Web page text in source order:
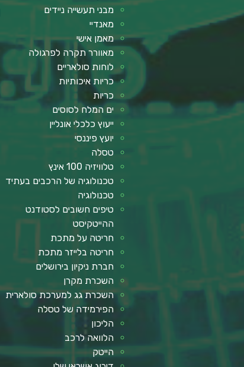
מבני תעשייה ניידים
מאנדיי
מאמן אישי
מאוורר תקרה לפרגולה
לוחות סולאריים
כריות איכותיות
כריות
ים המלח לסוסים
ייעוץ כלכלי אונליין
יועץ פיננסי
טסלה
טלוויזיה 100 אינץ
טכנולוגיה של הרכבים בעתיד
טכנולוגיה
טיפים חשובים לסטודנט
ההייטקיסט
חריטה על מתכת
חריטה בלייזר מתכת
חברת ניקיון בירושלים
השכרת מקרן
השכרת גג למערכת סולארית
הפירמידה של טסלה
הליכון
הלוואה לרכב
הייטק